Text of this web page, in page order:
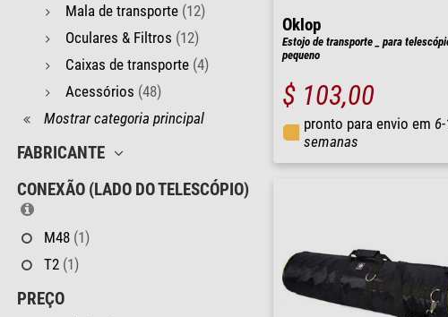
Mala de transporte (12)
Oculares & Filtros (12)
Caixas de transporte (4)
Acessórios (48)
Mostrar categoria principal
FABRICANTE
CONEXÃO (LADO DO TELESCÓPIO)
M48 (1)
T2 (1)
PREÇO
Oklop
Estojo de transporte _ para
pequeno
$ 103,00
pronto para envio em
semanas